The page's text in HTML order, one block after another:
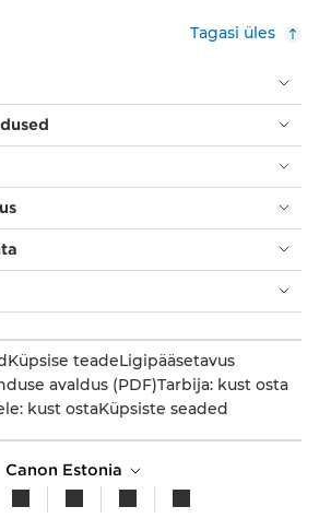
Tagasi üles
Küpsise teadeLigipääsetavus
avaldus (PDF)Tarbija: kust osta
kust ostaKüpsiste seaded
Canon Estonia